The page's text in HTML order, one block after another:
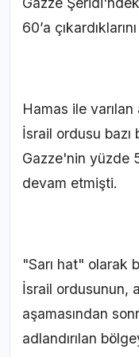
60’a
Hamas ile
İsrail ordusu
Gazze'nin yüzde
devam etmişti.
"Sarı hat" olarak
İsrail ordusunun,
aşamasından
adlandırılan